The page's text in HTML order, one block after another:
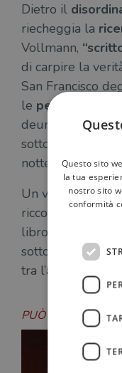
Dietro il
riecheggia la
Vollmann,
di carpire la
San Francisco
le peregrinazioni
deumanizzate
sottobosco che
notte.
Un
ricco apparato
libro, redatto in
sotto forma di
tra l’analitico e
PUÒ
Questo sito
la tua
nostro sito
conformità